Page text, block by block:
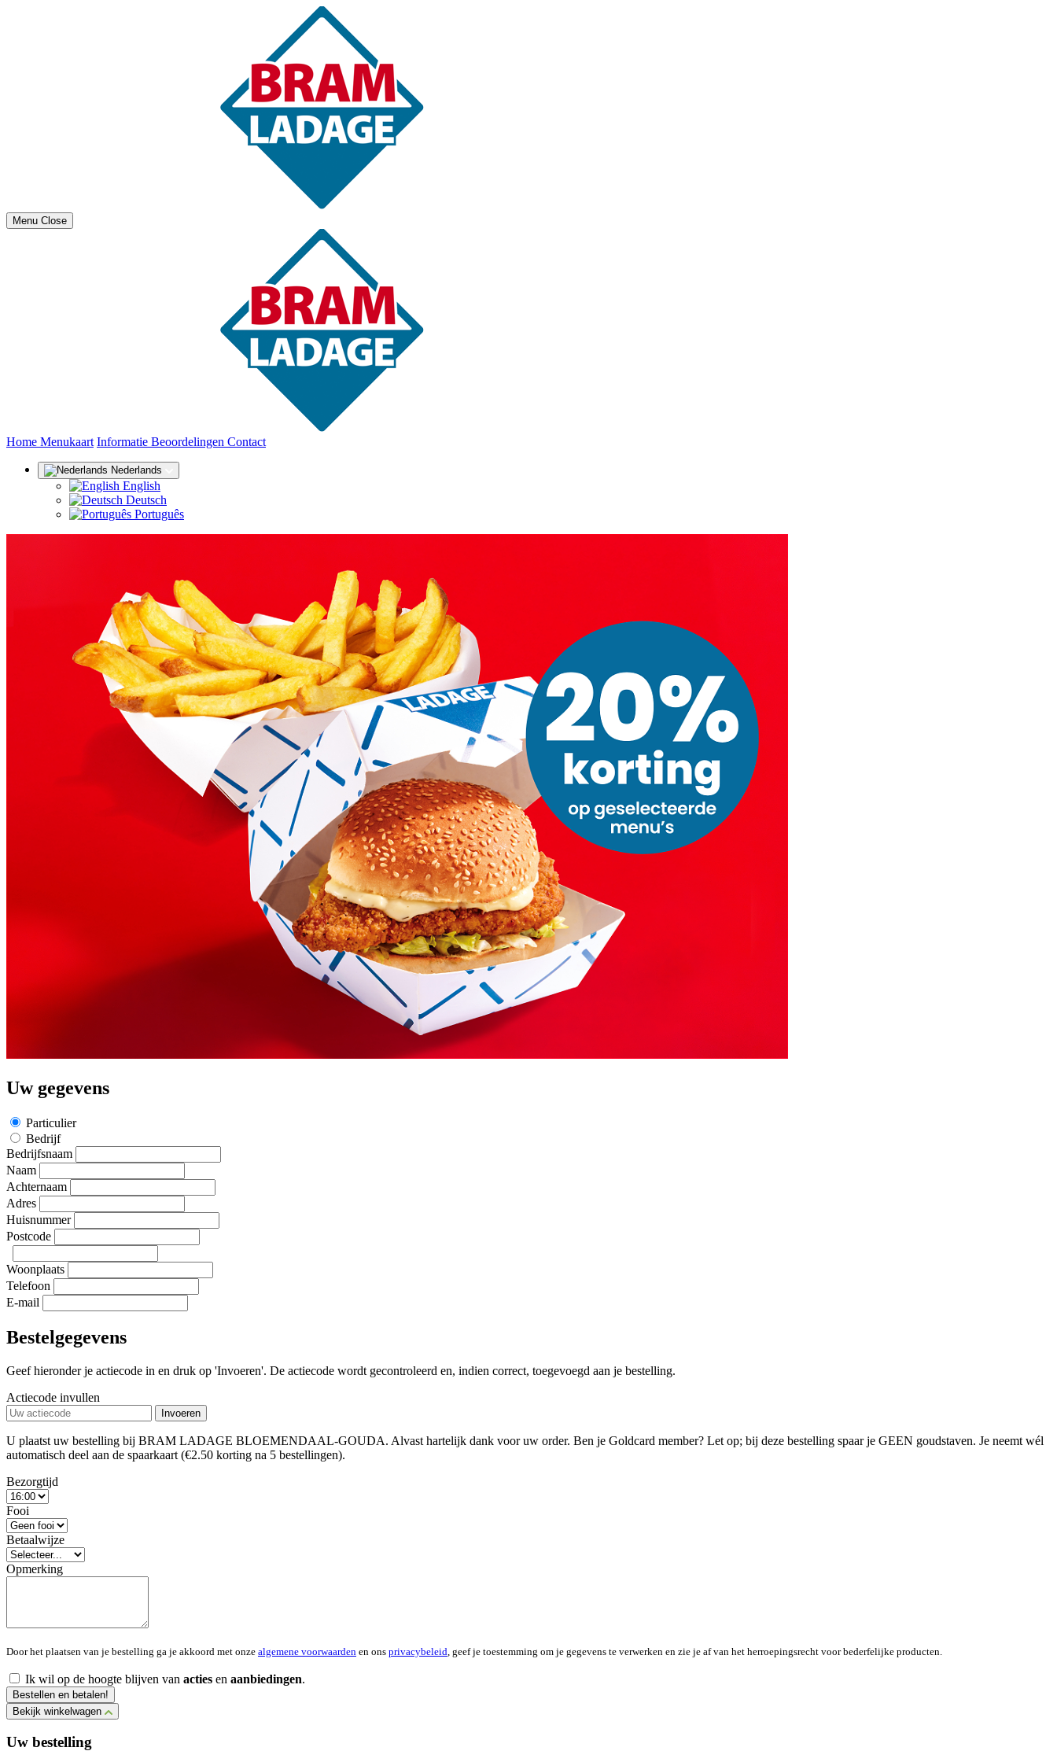
Menu Close
Home (huidige)
Menukaart Informatie Beoordelingen Contact
Nederlands
English
Deutsch
Português
Uw gegevens
Particulier
Bedrijf
Bedrijfsnaam
Naam
Achternaam
Adres
Huisnummer
Postcode
Woonplaats
Telefoon
E-mail
Bestelgegevens
Geef hieronder je actiecode in en druk op 'Invoeren'. De actiecode wordt gecontroleerd en, indien correct, toegevoegd aan je bestelling.
Actiecode invullen
Invoeren
U plaatst uw bestelling bij BRAM LADAGE BLOEMENDAAL-GOUDA. Alvast hartelijk dank voor uw order. Ben je Goldcard member? Let op; bij deze bestelling spaar je GEEN goudstaven. Je neemt wél
automatisch deel aan de spaarkaart (€2.50 korting na 5 bestellingen).
Bezorgtijd
Fooi
Betaalwijze
Opmerking
Door het plaatsen van je bestelling ga je akkoord met onze algemene voorwaarden en ons privacybeleid , geef je toestemming om je gegevens te verwerken en zie je af van het herroepingsrecht voor bederfelijke producten.
Ik wil op de hoogte blijven van acties en aanbiedingen.
Bestellen en betalen!
Bekijk winkelwagen
Uw bestelling